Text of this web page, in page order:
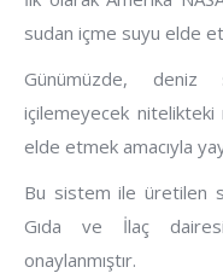
sudan içme suyu elde
Günümüzde,
içilemeyecek
elde etmek amacıyla
Bu sistem ile üretilen
Gıda ve İlaç
onaylanmıştır.